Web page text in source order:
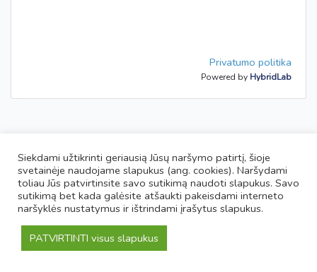
Privatumo politika
Powered by HybridLab
Siekdami užtikrinti geriausią Jūsų naršymo patirtį, šioje
svetainėje naudojame slapukus (ang. cookies). Naršydami
toliau Jūs patvirtinsite savo sutikimą naudoti slapukus. Savo
sutikimą bet kada galėsite atšaukti pakeisdami interneto
naršyklės nustatymus ir ištrindami įrašytus slapukus.
PATVIRTINTI visus slapukus